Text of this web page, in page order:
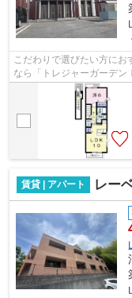
こだわりで選びたい方に
なら「トレジャーガーデン
クセスできます。新しい生
賃貸 | アパート レー